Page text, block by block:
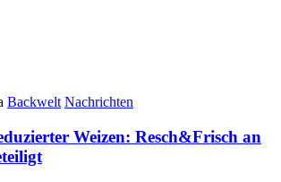
Backwelt Nachrichten
Weizen: Resch&Frisch an